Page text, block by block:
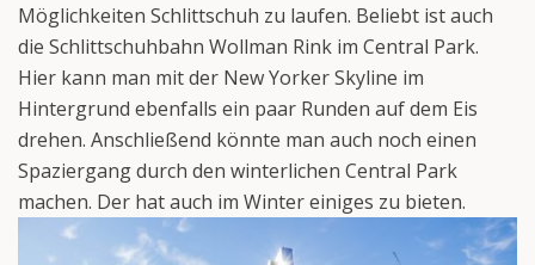
Möglichkeiten Schlittschuh zu laufen. Beliebt ist auch
die Schlittschuhbahn Wollman Rink im Central Park.
Hier kann man mit der New Yorker Skyline im
Hintergrund ebenfalls ein paar Runden auf dem Eis
drehen. Anschließend könnte man auch noch einen
Spaziergang durch den winterlichen Central Park
machen. Der hat auch im Winter einiges zu bieten.